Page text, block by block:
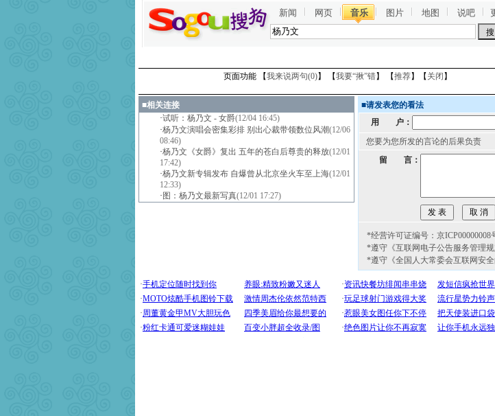
新闻 网页 音乐 图片 地图 说吧
页面功能 【我来说两句(0)】 【我要“揪”错】 【推荐】【 关闭 】
■相关连接
·试听：杨乃文 - 女爵(12/04 16:45)
·杨乃文演唱会密集彩排 别出心裁带领数位风潮(12/06
08:46)
·杨乃文《女爵》复出 五年的苍白后尊贵的释放(12/01
17:42)
·杨乃文新专辑发布 自爆曾从北京坐火车至上海(12/01
12:33)
· 图：杨乃文最新写真(12/01 17:27)
■请发表您的看法
用 户：
您要为您所发的言论的后果负责
留 言：
*经营许可证编号：京ICP00000008
*遵守《互联网电子公告服务管理规
*遵守《全国人大常委会互联网安全